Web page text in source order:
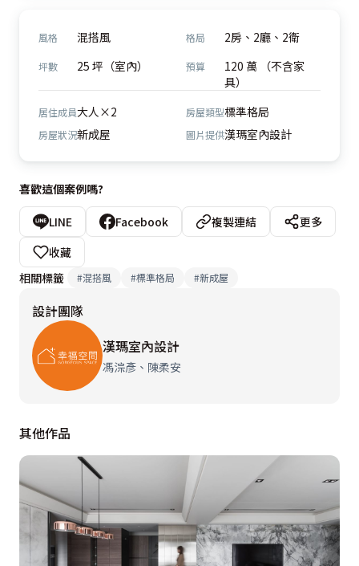
風格 混搭風 格局 2房、2廳、2衛
坪數 25 坪（室內） 預算
120 萬 （不含家
具）
居住成員大人×2 房屋類型標準格局
房屋狀況新成屋 圖片提供漢瑪室內設計
喜歡這個案例嗎?
LINE Facebook 複製連結
更多
收藏
相關標籤
#混搭風 #標準格局 #新成屋
設計團隊
漢瑪室內設計
馮淙彥、陳柔安
其他作品